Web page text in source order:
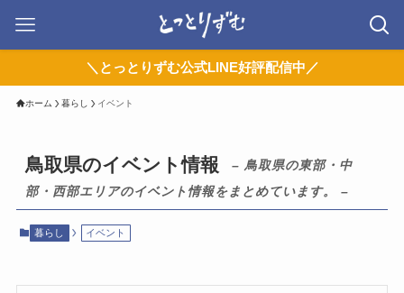
＼とっとりずむ公式LINE好評配信中／
ホーム 暮らし イベント
鳥取県のイベント情報
– 鳥取県の東部・中
部・西部エリアのイベント情報をまとめています。 –
暮らし イベント